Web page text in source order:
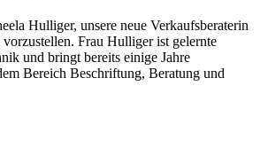
Hulliger, unsere neue Verkaufsberaterin
Frau Hulliger ist gelernte
und bringt bereits einige Jahre
Bereich Beschriftung, Beratung und